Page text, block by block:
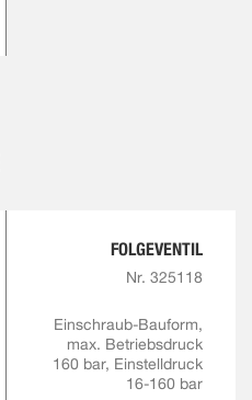
FOLGEVENTIL
Nr. 325118
Einschraub-Bauform,
max. Betriebsdruck
160 bar, Einstelldruck
16-160 bar